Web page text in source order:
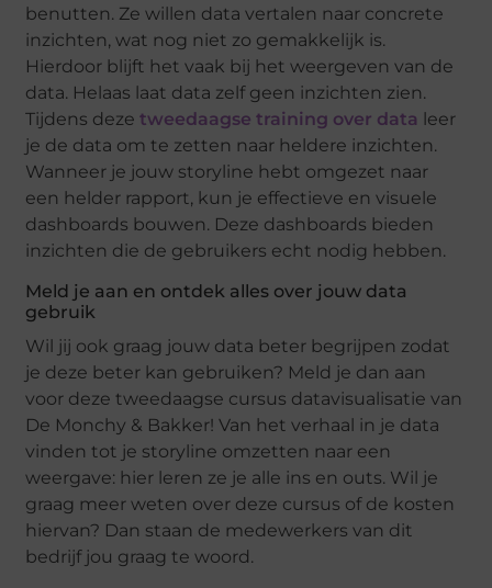
benutten. Ze willen data vertalen naar concrete
inzichten, wat nog niet zo gemakkelijk is.
Hierdoor blijft het vaak bij het weergeven van de
data. Helaas laat data zelf geen inzichten zien.
Tijdens dezetweedaagse training over data leer
je de data om te zetten naar heldere inzichten.
Wanneer je jouw storyline hebt omgezet naar
een helder rapport, kun je effectieve en visuele
dashboards bouwen. Deze dashboards bieden
inzichten die de gebruikers echt nodig hebben.
Meld je aan en ontdek alles over jouw data
gebruik
Wil jij ook graag jouw data beter begrijpen zodat
je deze beter kan gebruiken? Meld je dan aan
voor deze tweedaagse cursus datavisualisatie van
De Monchy & Bakker! Van het verhaal in je data
vinden tot je storyline omzetten naar een
weergave: hier leren ze je alle ins en outs. Wil je
graag meer weten over deze cursus of de kosten
hiervan? Dan staan de medewerkers van dit
bedrijf jou graag te woord.